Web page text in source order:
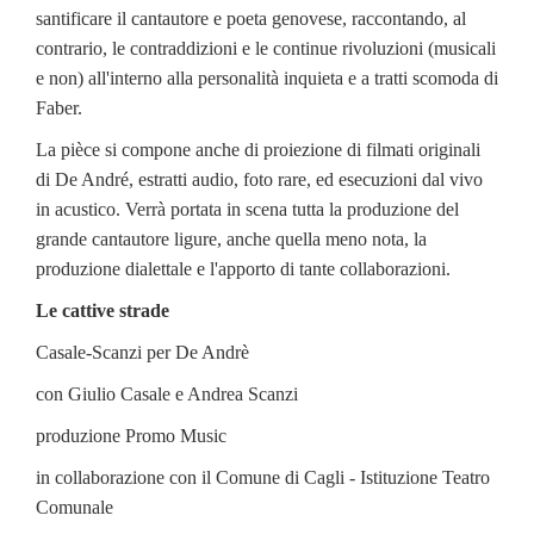
santificare il cantautore e poeta genovese, raccontando, al
contrario, le contraddizioni e le continue rivoluzioni (musicali
e non) all'interno alla personalità inquieta e a tratti scomoda di
Faber.
La pièce si compone anche di proiezione di filmati originali
di De André, estratti audio, foto rare, ed esecuzioni dal vivo
in acustico. Verrà portata in scena tutta la produzione del
grande cantautore ligure, anche quella meno nota, la
produzione dialettale e l'apporto di tante collaborazioni.
Le cattive strade
Casale-Scanzi per De Andrè
con Giulio Casale e Andrea Scanzi
produzione Promo Music
in collaborazione con il Comune di Cagli - Istituzione Teatro
Comunale